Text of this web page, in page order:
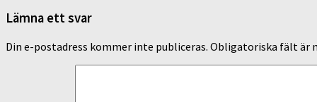
Lämna ett svar
Din e-postadress kommer inte publiceras. Obligatoriska fält är